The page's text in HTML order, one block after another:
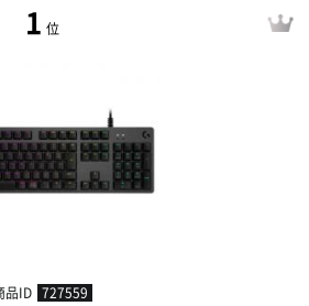
1 位
品ID 727559